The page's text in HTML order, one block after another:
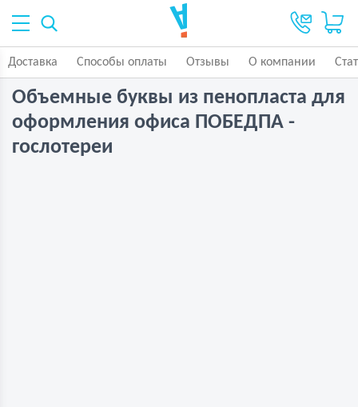
Доставка Способы оплаты Отзывы О компании
Объемные буквы из пенопласта для
оформления офиса ПОБЕДПА -
гослотереи